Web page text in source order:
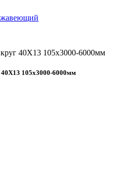
40Х13 105х3000-6000мм
105х3000-6000мм